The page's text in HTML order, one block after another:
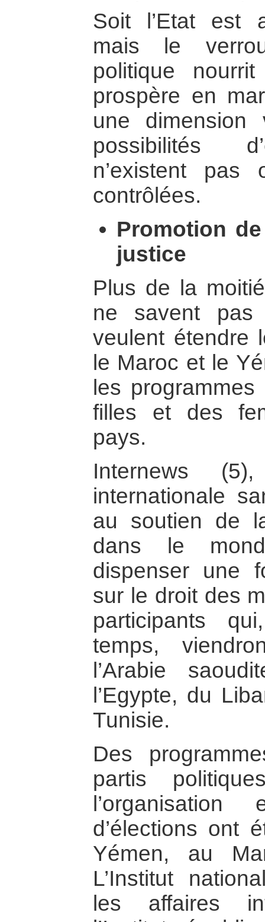
Soit l’Etat est
mais le
politique
prospère en
une dimension
possibilités
n’existent pas
contrôlées.
Promotion
justice
Plus de la
ne savent pas
veulent étendre
le Maroc et le
les programmes
filles et des
pays.
Internews
internationale
au soutien de
dans le
dispenser une
sur le droit des
participants
temps,
l’Arabie
l’Egypte, du
Tunisie.
Des
partis
d’élections ont
Yémen, au
L’Institut
les affaires